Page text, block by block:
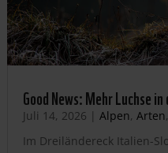
Good News: Mehr Luchse
Juli 14, 2026 | Alpen, Arten,
Im Dreiländereck Italien-